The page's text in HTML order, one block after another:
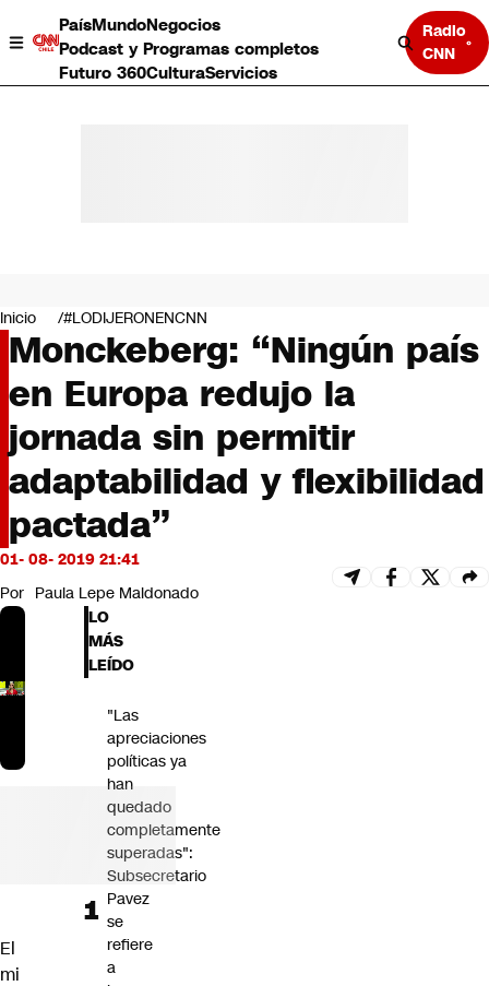
PaísMundoNegocios
Podcast y Programas completos
Futuro 360CulturaServicios
Radio
CNN
Negocios
Deportes
Programas completos
Cultura
Servicios
Bits
CNN tiempo
Futuro 360
Opinión
Inicio #LODIJERONENCNN
Monckeberg: “Ningún país
en Europa redujo la
jornada sin permitir
adaptabilidad y flexibilidad
pactada”
01- 08- 2019 21:41
Por Paula Lepe Maldonado
El
mi
LO
MÁS
LEÍDO
"Las
apreciaciones
políticas ya
han
quedado
completamente
superadas":
Subsecretario
Pavez
se
refiere
a